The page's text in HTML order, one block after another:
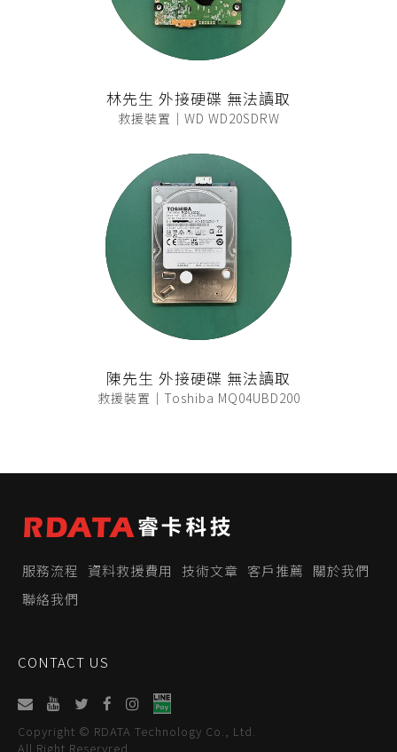
林先生 外接硬碟 無法讀取
救援裝置｜WD WD20SDRW
陳先生 外接硬碟 無法讀取
救援裝置｜Toshiba MQ04UBD200
服務流程 資料救援費用 技術文章 客戶推薦
關於我們
聯絡我們
CONTACT US
Copyright © RDATA Technology Co., Ltd.
All Right Reservred.